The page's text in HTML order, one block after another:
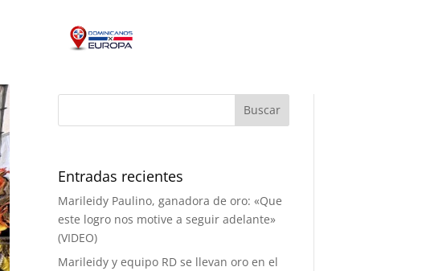
Entradas recientes
Marileidy Paulino, ganadora de oro: «Que
este logro nos motive a seguir adelante»
(VIDEO)
Marileidy y equipo RD se llevan oro en el